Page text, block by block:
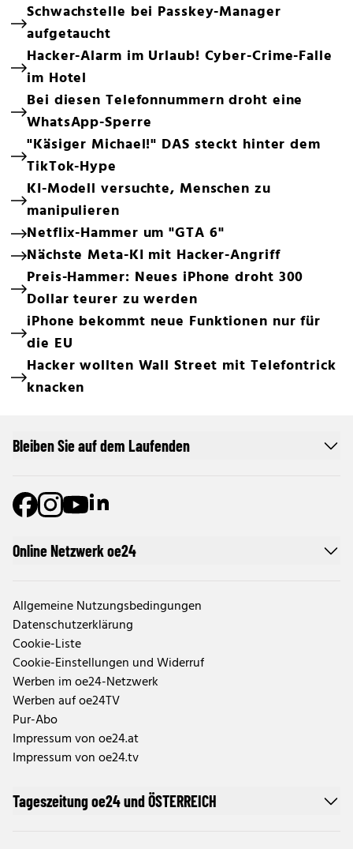
Schwachstelle bei Passkey-Manager
aufgetaucht
Hacker-Alarm im Urlaub! Cyber-Crime-Falle
im Hotel
Bei diesen Telefonnummern droht eine
WhatsApp-Sperre
"Käsiger Michael!" DAS steckt hinter dem
TikTok-Hype
KI-Modell versuchte, Menschen zu
manipulieren
Netflix-Hammer um "GTA 6"
Nächste Meta-KI mit Hacker-Angriff
Preis-Hammer: Neues iPhone droht 300
Dollar teurer zu werden
iPhone bekommt neue Funktionen nur für
die EU
Hacker wollten Wall Street mit Telefontrick
knacken
Online Netzwerk oe24
Allgemeine Nutzungsbedingungen
Datenschutzerklärung
Cookie-Liste
Cookie-Einstellungen und Widerruf
Werben im oe24-Netzwerk
Werben auf oe24TV
Pur-Abo
Impressum von oe24.at
Impressum von oe24.tv
Tageszeitung oe24 und ÖSTERREICH
Bleiben Sie auf dem Laufenden